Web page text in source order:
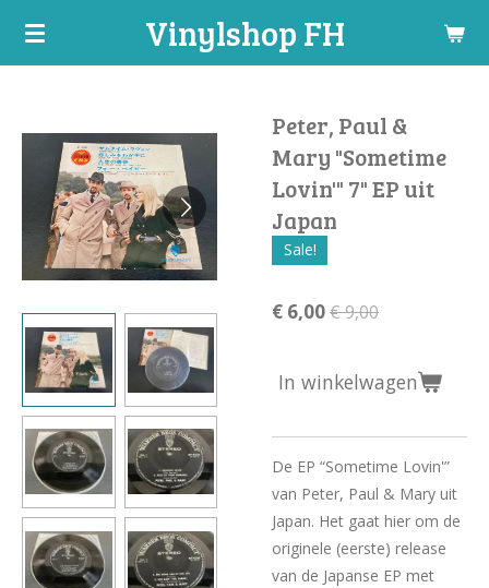
Ga
hoofdinhoud
Vinylshop FH
Peter, Paul &
Mary "Sometime
Lovin'" 7" EP uit
Japan
Sale!
€ 6,00€ 9,00
In winkelwagen
De EP “Sometime Lovin'”
van Peter, Paul & Mary uit
Japan. Het gaat hier om de
originele (eerste) release
van de Japanse EP met